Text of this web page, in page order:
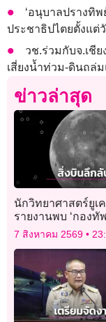
‘อนุบาลปรางทิพ
ประชาธิปไตยตั้งแต่วั
วช.ร่วมกับจ.เชี
เสี่ยงน้ำท่วม-ดินถล่
ข่าวล่าสุด
นักวิทยาศาสตร์ยูเ
รายงานพบ ‘กองทั
ใกล้ดวงจันทร์
7 สิงหาคม 2569